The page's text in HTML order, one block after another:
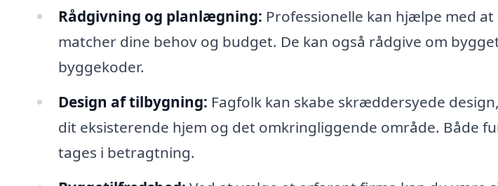
Rådgivning og planlægning: Professionelle kan hjælpe med
matcher dine behov og budget. De kan også rådgive om
byggekoder.
Design af tilbygning: Fagfolk kan skabe skræddersyede
dit eksisterende hjem og det omkringliggende område. Både
tages i betragtning.